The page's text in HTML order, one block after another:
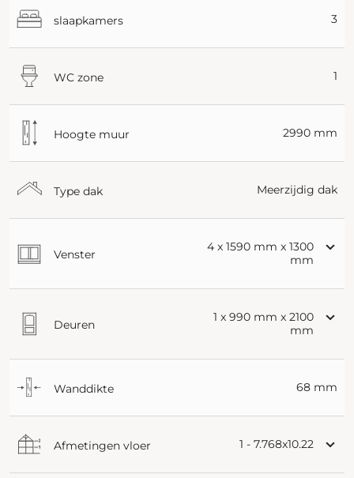
slaapkamers 3
WC zone 1
Hoogte muur 2990 mm
Type dak Meerzijdig dak
Venster
4 x 1590 mm x 1300
mm
Deuren
1 x 990 mm x 2100
mm
Wanddikte 68 mm
Afmetingen vloer 1 - 7.768x10.22